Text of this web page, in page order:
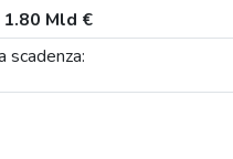
1.80 Mld €
scadenza: